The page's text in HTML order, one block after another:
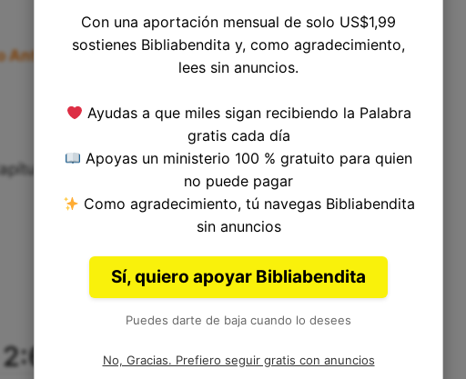
Anterior|Versículo Siguiente
2, Libro de Éxodo delAntiguo Testamento
Con una aportación mensual de solo US$1,99
sostienes Bibliabendita y, como agradecimiento,
lees sin anuncios.
Ayudas a que miles sigan recibiendo la Palabra
gratis cada día
Apoyas un ministerio 100 % gratuito para quien
no puede pagar
Como agradecimiento, tú navegas Bibliabendita
sin anuncios
Sí, quiero apoyar Bibliabendita
Puedes darte de baja cuando lo desees
No, Gracias. Prefiero seguir gratis con anuncios